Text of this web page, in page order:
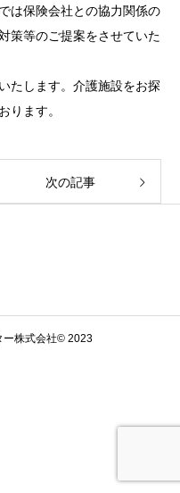
は保険会社との協力関係の
策等のご提案をさせていた
たします。介護施設をお探
ります。
次の記事
ー株式会社© 2023